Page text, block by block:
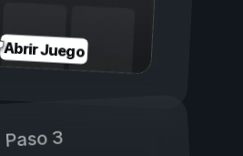
Abrir Juego
Paso 3